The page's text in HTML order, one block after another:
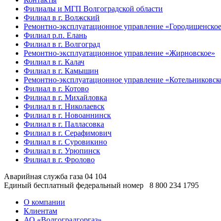
Филиалы и МГП Волгоградской области
Филиал в г. Волжский
Ремонтно-эксплуатационное управление
Филиал р.п. Елань
Филиал в г. Волгоград
Ремонтно-эксплуатационное управление «Жирновское»
Филиал в г. Калач
Филиал в г. Камышин
Ремонтно-эксплуатационное управление
Филиал в г. Котово
Филиал в г. Михайловка
Филиал в г. Николаевск
Филиал в г. Новоаннинск
Филиал в г. Палласовка
Филиал в г. Серафимович
Филиал в г. Суровикино
Филиал в г. Урюпинск
Филиал в г. Фролово
Аварийная служба газа 04 104
Единый бесплатный федеральный номер
8 800 234 1795
О компании
Клиентам